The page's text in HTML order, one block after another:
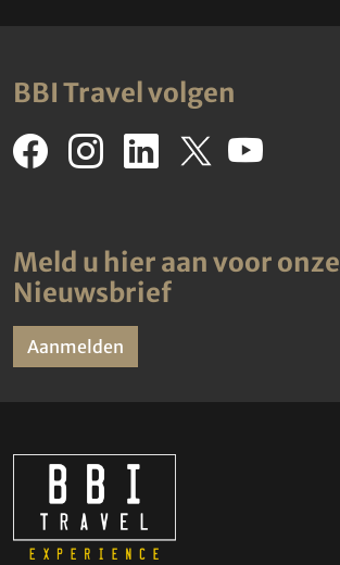
BBI Travel volgen
Meld u hier aan voor onze
Nieuwsbrief
Aanmelden